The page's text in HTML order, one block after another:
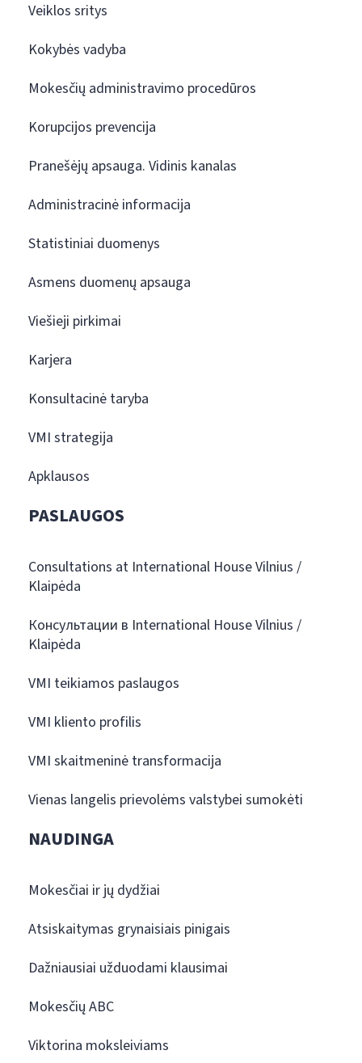
Veiklos sritys
Kokybės vadyba
Mokesčių administravimo procedūros
Korupcijos prevencija
Pranešėjų apsauga. Vidinis kanalas
Administracinė informacija
Statistiniai duomenys
Asmens duomenų apsauga
Viešieji pirkimai
Karjera
Konsultacinė taryba
VMI strategija
Apklausos
PASLAUGOS
Consultations at International House Vilnius /
Klaipėda
Консультации в International House Vilnius /
Klaipėda
VMI teikiamos paslaugos
VMI kliento profilis
VMI skaitmeninė transformacija
Vienas langelis prievolėms valstybei sumokėti
NAUDINGA
Mokesčiai ir jų dydžiai
Atsiskaitymas grynaisiais pinigais
Dažniausiai užduodami klausimai
Mokesčių ABC
Viktorina moksleiviams